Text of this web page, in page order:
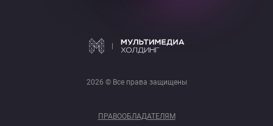
2026 © Все права защищены
ПРАВООБЛАДАТЕЛЯМ